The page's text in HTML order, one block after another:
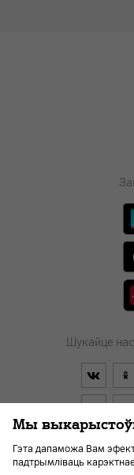
Шукайце
Дагавор О
Мы
Гэта дапаможа Вам
падтрымліваць